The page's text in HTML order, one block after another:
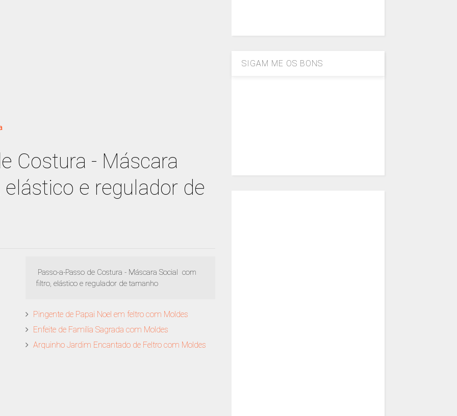
Costura - Máscara
e regulador de
Passo-a-Passo de Costura - Máscara Social com
filtro, elástico e regulador de tamanho
Pingente de Papai Noel em feltro com Moldes
Enfeite de Família Sagrada com Moldes
Arquinho Jardim Encantado de Feltro com Moldes
SIGAM ME OS BONS